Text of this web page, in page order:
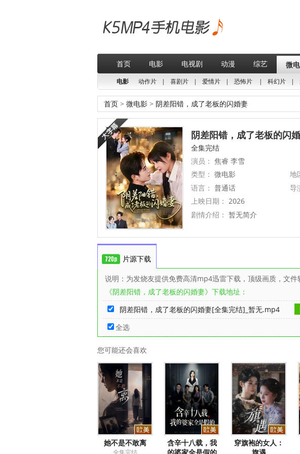
首页 电影 电视剧 动漫 综艺 微
电影 动作片 | 喜剧片 | 爱情片 | 恐怖片 | 科幻片 |
首页 > 微电影 > 阴差阳错，成了老板的闪婚妻
阴差阳错，成了老板的闪
全集完结
演员： 焦睿 李雪
类型： 微电影 地
语言： 普通话 导
上映日期： 2026
剧情介绍： 暂无简介
片源下载
说明：为发烧友提供免费高清mp4迅雷下载，顶级画质，文件
《阴差阳错，成了老板的闪婚妻》下载地址：
阴差阳错，成了老板的闪婚妻[全集完结]_暂无.mp4
全选
您可能还会喜欢
她不是不敢离
全集完结
含辛十八载，我
穿旗袍的女人：